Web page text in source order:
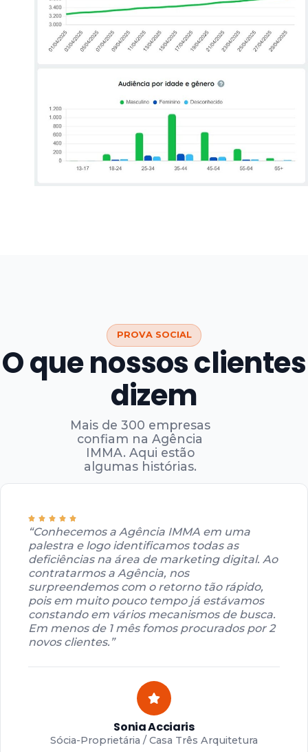
PROVA SOCIAL
O que nossos clientes
dizem
Mais de 300 empresas
confiam na Agência
IMMA. Aqui estão
algumas histórias.
“Conhecemos a Agência IMMA em uma
palestra e logo identificamos todas as
deficiências na área de marketing digital. Ao
contratarmos a Agência, nos
surpreendemos com o retorno tão rápido,
pois em muito pouco tempo já estávamos
constando em vários mecanismos de busca.
Em menos de 1 mês fomos procurados por 2
novos clientes.”
Sonia Acciaris
Sócia-Proprietária / Casa Três Arquitetura